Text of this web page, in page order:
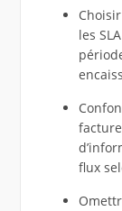
les
flux